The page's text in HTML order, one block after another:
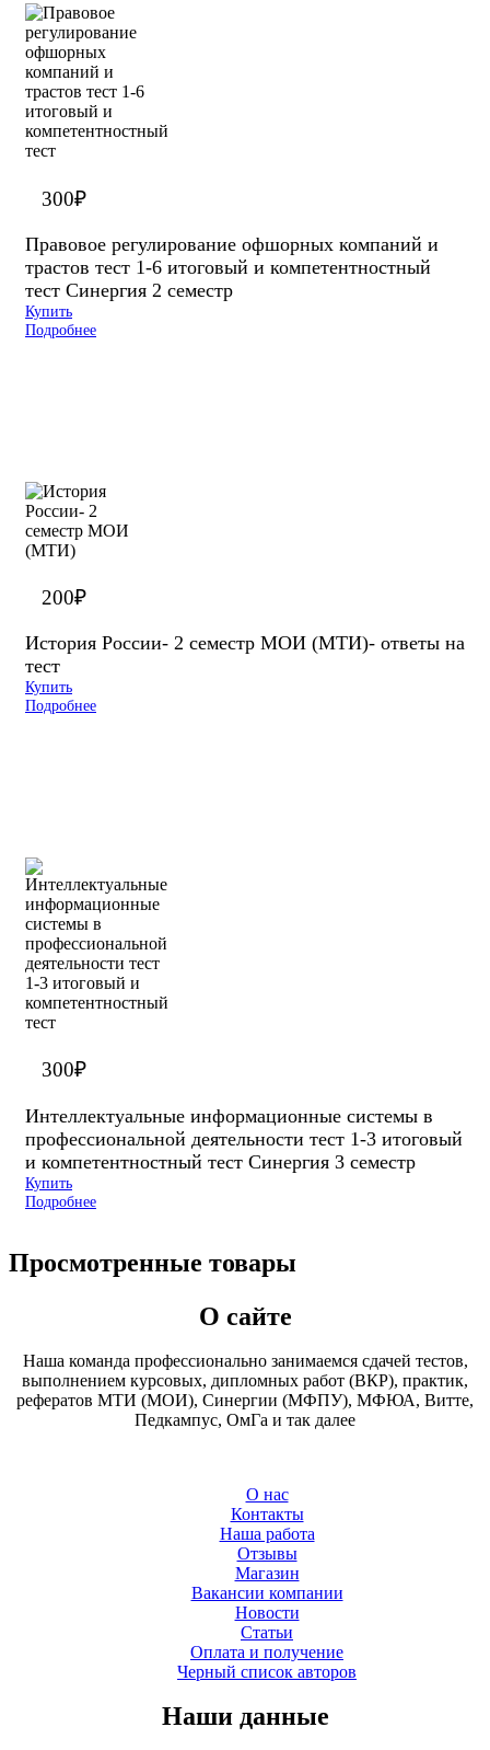
300₽
Правовое регулирование офшорных компаний и
трастов тест 1-6 итоговый и компетентностный
тест Синергия 2 семестр
Купить
Подробнее
200₽
История России- 2 семестр МОИ (МТИ)- ответы на
тест
Купить
Подробнее
300₽
Интеллектуальные информационные системы в
профессиональной деятельности тест 1-3 итоговый
и компетентностный тест Синергия 3 семестр
Купить
Подробнее
Просмотренные товары
О сайте
Наша команда профессионально занимаемся сдачей тестов,
выполнением курсовых, дипломных работ (ВКР), практик,
рефератов МТИ (МОИ), Синергии (МФПУ), МФЮА, Витте,
Педкампус, ОмГа и так далее
О нас
Контакты
Наша работа
Отзывы
Магазин
Вакансии компании
Новости
Статьи
Оплата и получение
Черный список авторов
Наши данные